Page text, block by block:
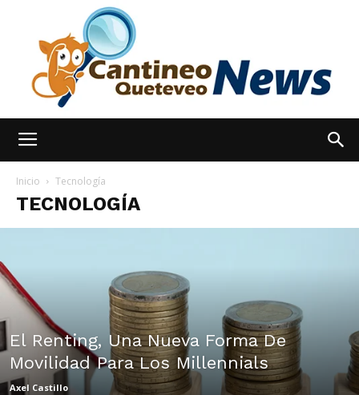
Noticias
hoy
|
Inicio Tecnología
TECNOLOGÍA
El Renting, Una Nueva Forma De
Movilidad Para Los Millennials
Axel Castillo